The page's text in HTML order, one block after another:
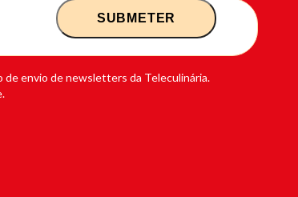
envio de newsletters da Teleculinária.